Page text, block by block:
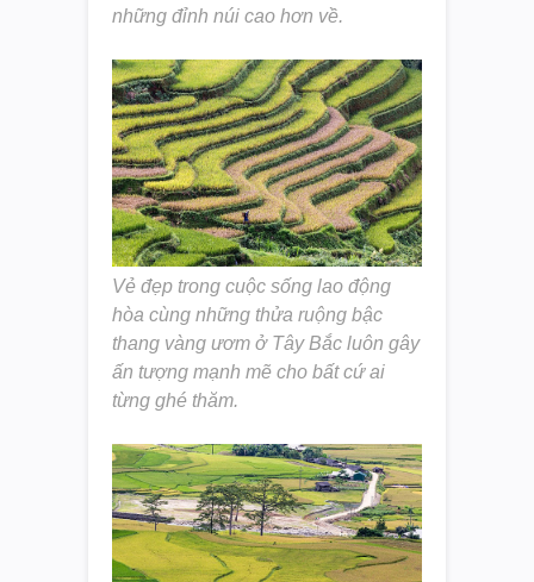
những đỉnh núi cao hơn về.
Vẻ đẹp trong cuộc sống lao động
hòa cùng những thửa ruộng bậc
thang vàng ươm ở Tây Bắc luôn gây
ấn tượng mạnh mẽ cho bất cứ ai
từng ghé thăm.